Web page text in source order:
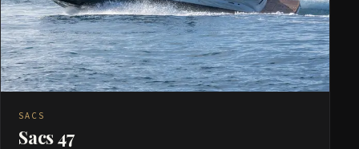
SACS
Sacs 47